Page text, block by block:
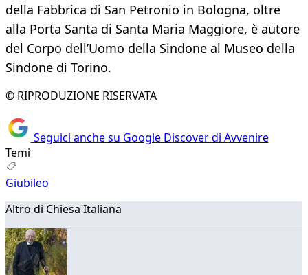
della Fabbrica di San Petronio in Bologna, oltre
alla Porta Santa di Santa Maria Maggiore, è autore
del Corpo dell’Uomo della Sindone al Museo della
Sindone di Torino.
© RIPRODUZIONE RISERVATA
Seguici anche su Google Discover di Avvenire
Temi
Giubileo
Altro di Chiesa Italiana